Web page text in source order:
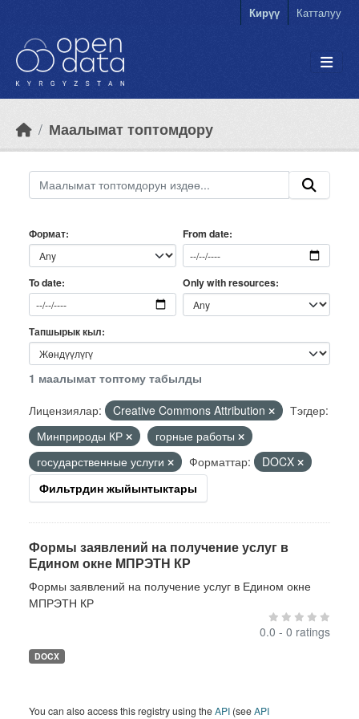
Кирүү Катталуу
Маалымат топтомдору
Формат From date
To date Only with resources
Тапшырык кыл
1 маалымат топтому табылды
Лицензиялар:
Creative Commons Attribution
Тэгдер:
Минприроды КР
горные работы
государственные услуги
Форматтар:
DOCX
Фильтрдин жыйынтыктары
Формы заявлений на получение услуг в
Едином окне МПРЭТН КР
Формы заявлений на получение услуг в Едином окне
МПРЭТН КР
0.0 - 0 ratings
DOCX
You can also access this registry using theAPI (seeAPI